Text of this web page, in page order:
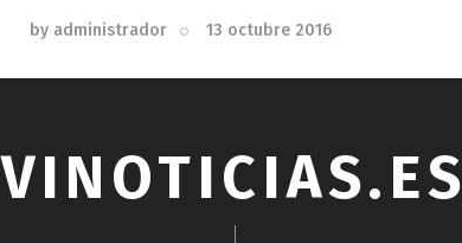
by administrador 13 octubre 2016
VINOTICIAS.ES